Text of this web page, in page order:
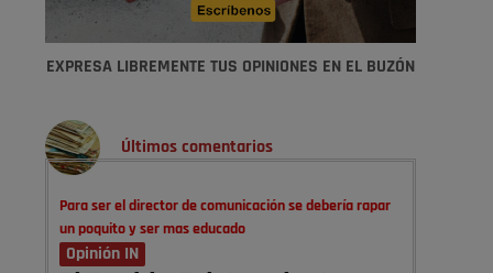
EXPRESA LIBREMENTE TUS OPINIONES EN EL BUZÓN
Últimos comentarios
Para ser el director de comunicación se debería rapar
un poquito y ser mas educado
Opinión IN